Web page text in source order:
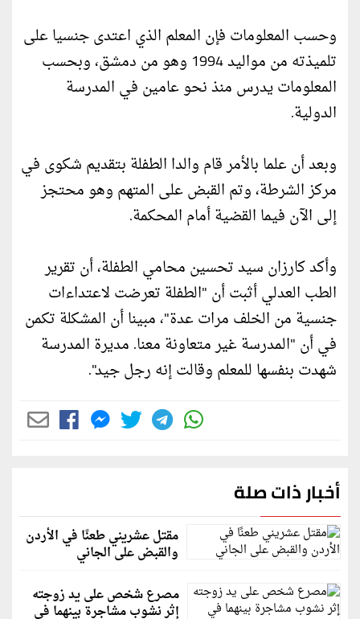
وحسب المعلومات فإن المعلم الذي اعتدى جنسيا على
تلميذته من مواليد 1994 وهو من دمشق، وبحسب
المعلومات يدرس منذ نحو عامين في المدرسة
الدولية.
وبعد أن علما بالأمر قام والدا الطفلة بتقديم شكوى في
مركز الشرطة، وتم القبض على المتهم وهو محتجز
إلى الآن فيما القضية أمام المحكمة.
وأكد كارزان سيد تحسين محامي الطفلة، أن تقرير
الطب العدلي أثبت أن "الطفلة تعرضت لاعتداءات
جنسية من الخلف مرات عدة"، مبينا أن المشكلة تكمن
في أن "المدرسة غير متعاونة معنا. مديرة المدرسة
شهدت بنفسها للمعلم وقالت إنه رجل جيد".
أخبار ذات صلة
مقتل عشريني طعنًا في الأردن
والقبض على الجاني
مصرع شخص على يد زوجته
إثر نشوب مشاجرة بينهما في